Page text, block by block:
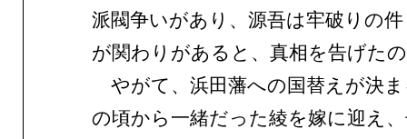
派閥争いがあり、源吾は牢破りの
が関わりがあると、真相を告げた
やがて、浜田藩への国替えが決
の頃から一緒だった綾を嫁に迎え